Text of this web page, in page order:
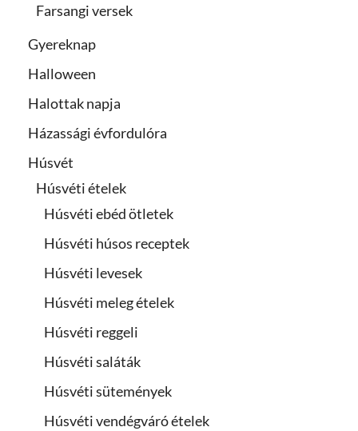
Farsangi versek
Gyereknap
Halloween
Halottak napja
Házassági évfordulóra
Húsvét
Húsvéti ételek
Húsvéti ebéd ötletek
Húsvéti húsos receptek
Húsvéti levesek
Húsvéti meleg ételek
Húsvéti reggeli
Húsvéti saláták
Húsvéti sütemények
Húsvéti vendégváró ételek